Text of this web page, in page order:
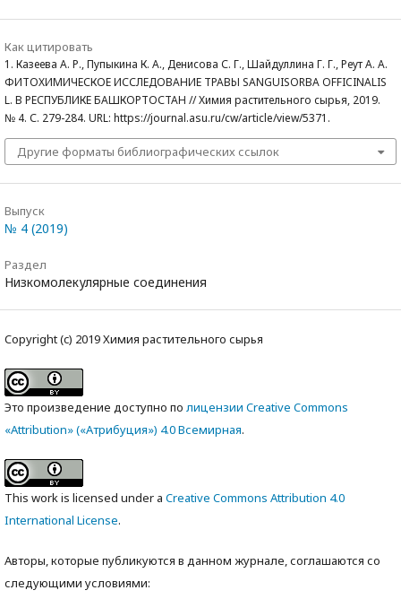
Как цитировать
1. Казеева А. Р., Пупыкина К. А., Денисова С. Г., Шайдуллина Г. Г., Реут А. А.
ФИТОХИМИЧЕСКОЕ ИССЛЕДОВАНИЕ ТРАВЫ SANGUISORBA OFFICINALIS
L. В РЕСПУБЛИКЕ БАШКОРТОСТАН // Химия растительного сырья, 2019.
№ 4. С. 279-284. URL: https://journal.asu.ru/cw/article/view/5371.
Другие форматы библиографических ссылок
Выпуск
№ 4 (2019)
Раздел
Низкомолекулярные соединения
Copyright (c) 2019 Химия растительного сырья
Это произведение доступно по лицензии Creative Commons
«Attribution» («Атрибуция») 4.0 Всемирная.
This work is licensed under a Creative Commons Attribution 4.0
International License.
Авторы, которые публикуются в данном журнале, соглашаются со
следующими условиями: